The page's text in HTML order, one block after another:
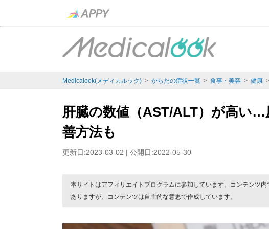
Medicalook(メディカルック) > からだの症状一覧 > 食事・美容 > 健康
肝臓の数値（AST/ALT）が高い
善方法も
更新日:2023-03-02 | 公開日:2022-05-30
本サイトはアフィリエイトプログラムに参加しています。コンテンツ
ありますが、コンテンツは自主的な意思で作成しています。